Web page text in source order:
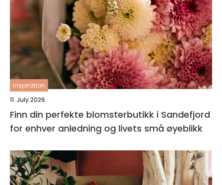
inspiration
11. July 2026
Finn din perfekte blomsterbutikk i Sandefjord
for enhver anledning og livets små øyeblikk